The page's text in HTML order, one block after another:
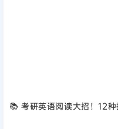
📚 考研英语阅读大招！12种